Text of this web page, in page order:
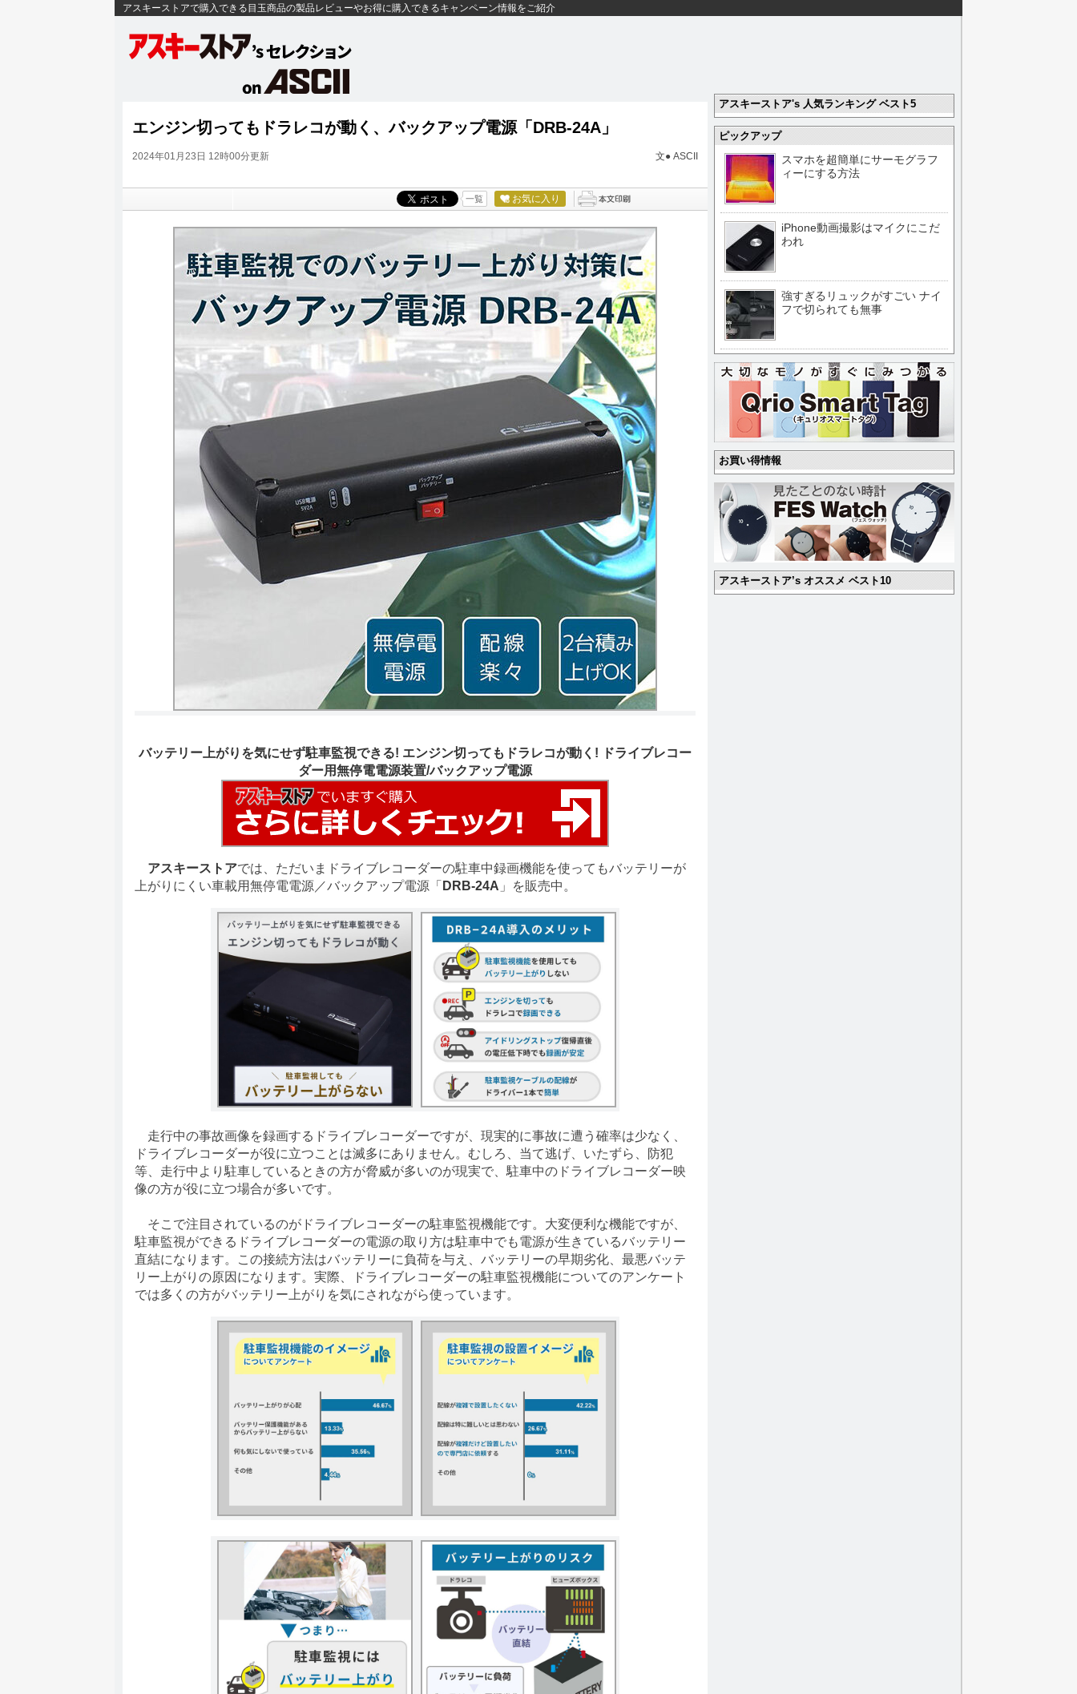
アスキーストアで購入できる目玉商品の製品レビューやお得に購入できるキャンペーン情報をご紹介
エンジン切ってもドラレコが動く、バックアップ電源「DRB-24A」
2024年01月23日 12時00分更新 文● ASCII
一覧 お気に入り
バッテリー上がりを気にせず駐車監視できる! エンジン切ってもドラレコが動く! ドライブレコー
ダー用無停電電源装置/バックアップ電源
アスキーストアでは、ただいまドライブレコーダーの駐車中録画機能を使ってもバッテリーが
上がりにくい車載用無停電電源／バックアップ電源「 DRB-24A 」を販売中。
走行中の事故画像を録画するドライブレコーダーですが、現実的に事故に遭う確率は少なく、
ドライブレコーダーが役に立つことは滅多にありません。むしろ、当て逃げ、いたずら、防犯
等、走行中より駐車しているときの方が脅威が多いのが現実で、駐車中のドライブレコーダー映
像の方が役に立つ場合が多いです。
そこで注目されているのがドライブレコーダーの駐車監視機能です。大変便利な機能ですが、
駐車監視ができるドライブレコーダーの電源の取り方は駐車中でも電源が生きているバッテリー
直結になります。この接続方法はバッテリーに負荷を与え、バッテリーの早期劣化、最悪バッテ
リー上がりの原因になります。実際、ドライブレコーダーの駐車監視機能についてのアンケート
では多くの方がバッテリー上がりを気にされながら使っています。
アスキーストア's 人気ランキング ベスト5
ピックアップ
スマホを超簡単にサーモグラフ
ィーにする方法
iPhone動画撮影はマイクにこだ
われ
強すぎるリュックがすごい ナイ
フで切られても無事
お買い得情報
アスキーストア’s オススメ ベスト10